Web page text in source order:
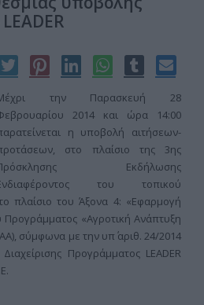
την Παρασκευή 28
2014 και ώρα 14:00
η υποβολή αιτήσεων-
στο πλαίσιο της 3ης
Εκδήλωσης
του τοπικού
πλαίσιο του Άξονα 4: «Εφαρμογή
Προγράμματος «Αγροτική Ανάπτυξη
σύμφωνα με την υπ΄ αριθ. 24/2014
Προγράμματος LEADER